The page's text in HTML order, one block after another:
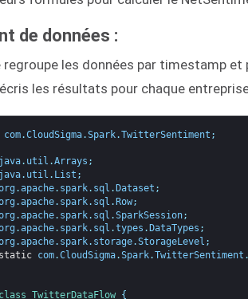
de données :
regroupe les données par timestamp
les résultats pour chaque
com.CloudSigma.Spark.TwitterSentiment ;
java. util .Arrays ;
java. util . List ;
.apache. spark. sql . Dataset ;
.apache. spark. sql .Row;
.apache. spark. sql .SparkSession;
.apache. spark. sql .types . DataTypes ;
.apache. spark. storage.StorageLevel ;
static com.CloudSigma.Spark.TwitterSentiment
class TwitterDataFlow {